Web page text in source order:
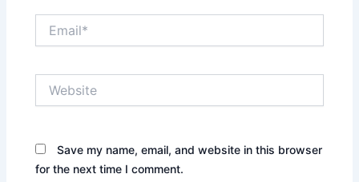
Save my name, email, and website in this browser
for the next time I comment.